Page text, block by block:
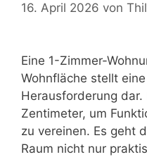
16. April 2026 von
Eine 1-Zimmer-
Wohnfläche stellt
Herausforderung
Zentimeter, um
zu vereinen. Es geht
Raum nicht nur